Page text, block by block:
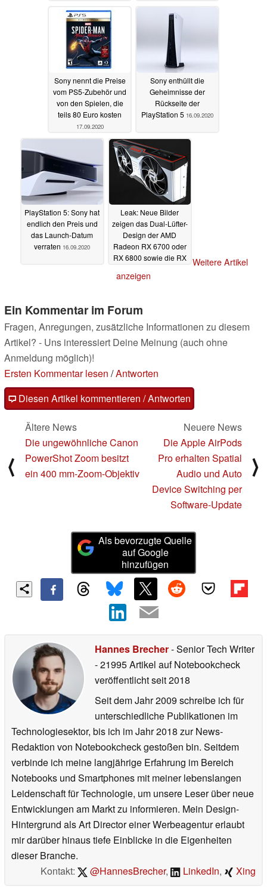
17.09.2020
17.09.2020
Sony nennt die Preise
vom PS5-Zubehör und
von den Spielen, die
teils 80 Euro kosten
17.09.2020
Sony enthüllt die
Geheimnisse der
Rückseite der
PlayStation 5 16.09.2020
PlayStation 5: Sony hat
endlich den Preis und
das Launch-Datum
verraten 16.09.2020
Leak: Neue Bilder
zeigen das Dual-Lüfter-
Design der AMD
Radeon RX 6700 oder
RX 6800 sowie die RX
Weitere Artikel
anzeigen
Ein Kommentar im Forum
Fragen, Anregungen, zusätzliche Informationen zu diesem
Artikel? - Uns interessiert Deine Meinung (auch ohne
Anmeldung möglich)!
Ersten Kommentar lesen /Antworten
Diesen Artikel kommentieren / Antworten
⟨
Ältere News
Die ungewöhnliche Canon
PowerShot Zoom besitzt
ein 400 mm-Zoom-Objektiv
Neuere News
Die Apple AirPods
Pro erhalten Spatial
Audio und Auto
Device Switching per
Software-Update
⟩
Als bevorzugte Quelle
auf Google
hinzufügen
Hannes Brecher- Senior Tech Writer
- 21995 Artikel auf Notebookcheck
veröffentlichtseit 2018
Seit dem Jahr 2009 schreibe ich für
unterschiedliche Publikationen im
Technologiesektor, bis ich im Jahr 2018 zur News-
Redaktion von Notebookcheck gestoßen bin. Seitdem
verbinde ich meine langjährige Erfahrung im Bereich
Notebooks und Smartphones mit meiner lebenslangen
Leidenschaft für Technologie, um unsere Leser über neue
Entwicklungen am Markt zu informieren. Mein Design-
Hintergrund als Art Director einer Werbeagentur erlaubt
mir darüber hinaus tiefe Einblicke in die Eigenheiten
dieser Branche.
Kontakt:
@HannesBrecher, LinkedIn, Xing